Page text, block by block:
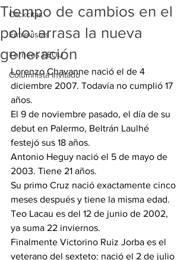
Clickcitas
Entrevistas
Torneos EEUU
Columnista Invitado
Tiempo de cambios en el
polo: arrasa la nueva
generación
Lorenzo Chavanne nació el de 4
diciembre 2007. Todavía no cumplió 17
años.
El 9 de noviembre pasado, el día de su
debut en Palermo, Beltrán Laulhé
festejó sus 18 años.
Antonio Heguy nació el 5 de mayo de
2003. Tiene 21 años.
Su primo Cruz nació exactamente cinco
meses después y tiene la misma edad.
Teo Lacau es del 12 de junio de 2002,
ya suma 22 inviernos.
Finalmente Victorino Ruiz Jorba es el
veterano del sexteto: nació el 2 de julio